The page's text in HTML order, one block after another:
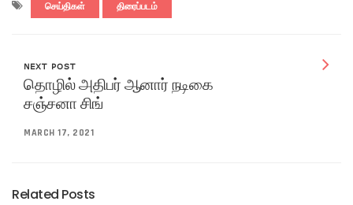
செய்திகள் திரைப்படம்
NEXT POST
தொழில் அதிபர் ஆனார் நடிகை
சஞ்சனா சிங்
MARCH 17, 2021
Related Posts